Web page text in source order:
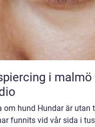
i malmö trygg guide till val, stil och
om hund Hundar är utan
funnits vid vår sida i